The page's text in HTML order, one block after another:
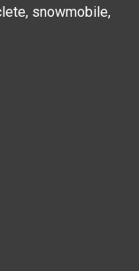
snowmobile,